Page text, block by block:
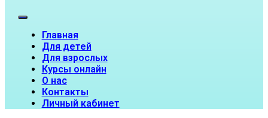
Главная
Для детей
Для взрослых
Курсы онлайн
О нас
Контакты
Личный кабинет